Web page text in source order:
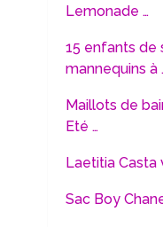
Lemonade …
15 enfants de
mannequins à
Maillots de
Eté …
Laetitia Casta
Sac Boy